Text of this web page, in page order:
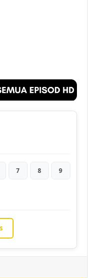
7 8 9